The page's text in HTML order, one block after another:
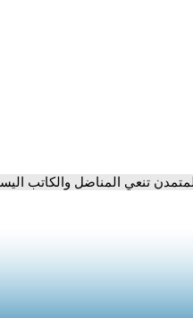
تنعي المناضل والكاتب